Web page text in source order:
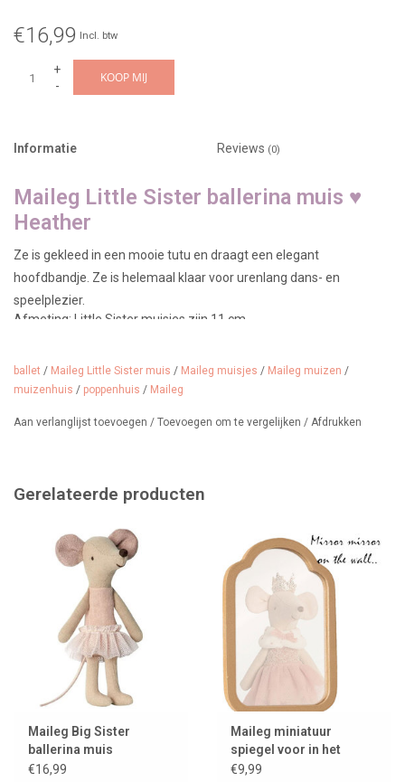
€16,99 Incl. btw
+
-
KOOP MIJ
Informatie Reviews (0)
Maileg Little Sister ballerina muis ♥
Heather
Ze is gekleed in een mooie tutu en draagt een elegant
hoofdbandje. Ze is helemaal klaar voor urenlang dans- en
speelplezier.
Afmeting: Little Sister muisjes zijn 11 cm
Artikelnummer: 17-6108-00
ballet / Maileg Little Sister muis / Maileg muisjes / Maileg muizen /
muizenhuis / poppenhuis / Maileg
Aan verlanglijst toevoegen / Toevoegen om te vergelijken / Afdrukken
Gerelateerde producten
Maileg Big Sister
ballerina muis
€16,99
Maileg miniatuur
spiegel voor in het
muizenhuis
€9,99